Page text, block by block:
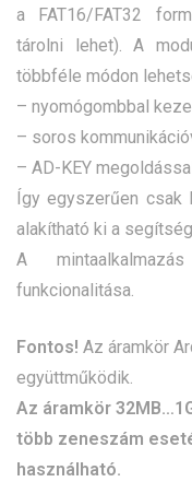
a FAT16/FAT32
tárolni lehet). A
többféle módon
– nyomógombbal
– soros
– AD-KEY
Így egyszerűen
alakítható ki a
A
funkcionalitása.
Fontos! Az áramkör
együttműködik.
Az áramkör
több zeneszám
használható.